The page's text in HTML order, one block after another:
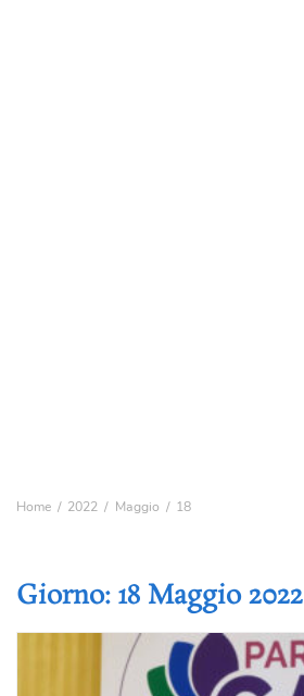
Home 2022 Maggio 18
Giorno: 18 Maggio 2022